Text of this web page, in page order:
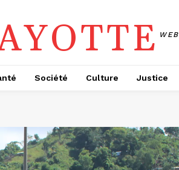
WEB
Société Culture Justice